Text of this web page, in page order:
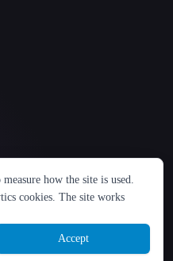
Русский 简体中文
Sign up
how the site is used.
cookies. The site works
Accept